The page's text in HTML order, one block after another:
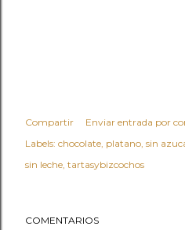
Compartir
Enviar entrada por
Labels: chocolate platano sin
sin leche tartasybizcochos
COMENTARIOS